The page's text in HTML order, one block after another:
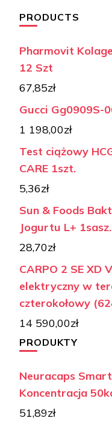
PRODUCTS
Pharmovit
12 Szt
67,85zł
Gucci Gg0909S-
1 198,00zł
Test ciążowy
CARE 1szt.
5,36zł
Sun & Foods
Jogurtu L+ 1sasz.
28,70zł
CARPO 2 SE XD
elektryczny w
czterokołowy
14 590,00zł
PRODUKTY
Neuracaps
Koncentracja
51,89zł